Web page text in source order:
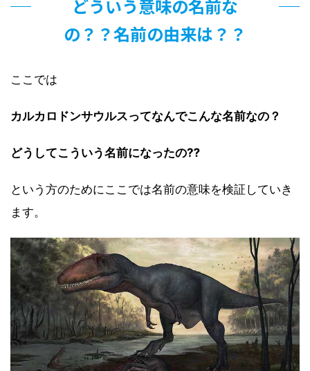
どういう意味の名前な
の？？名前の由来は？？
ここでは
カルカロドンサウルスってなんでこんな名前なの？
どうしてこういう名前になったの⁇
という方のためにここでは名前の意味を検証していき
ます。